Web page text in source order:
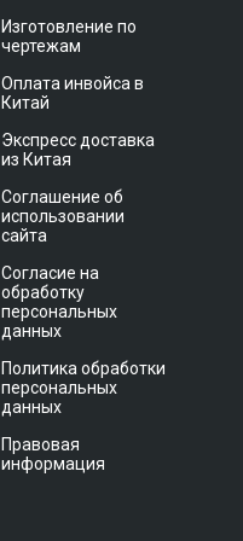
Изготовление по
чертежам
Оплата инвойса в
Китай
Экспресс доставка
из Китая
Соглашение об
использовании
сайта
Согласие на
обработку
персональных
данных
Политика обработки
персональных
данных
Правовая
информация